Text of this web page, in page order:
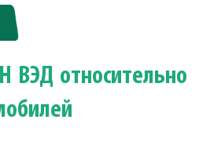
ВЭД относительно